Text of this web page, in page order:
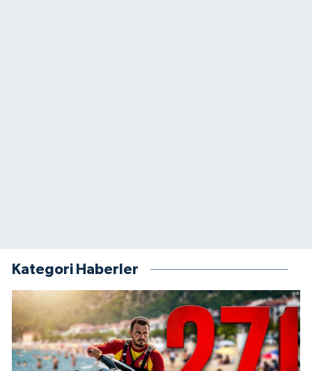
Kategori Haberler